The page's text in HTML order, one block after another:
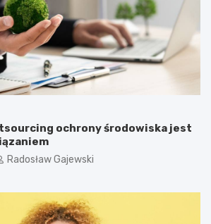
ochrony środowiska jest
Radosław Gajewski